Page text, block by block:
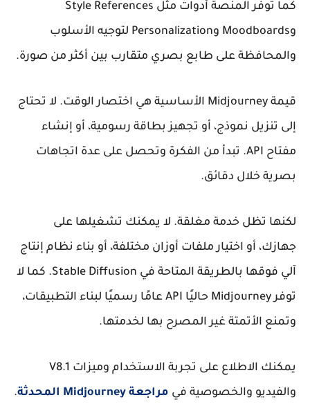
كما توفر المنصة أدوات مثل Style References
وMoodboards وPersonalization لتوجيه الأسلوب
والمحافظة على طابع بصري متقارب بين أكثر من صورة.
قيمة Midjourney الأساسية هي اختصار الوقت. لا تحتاج
إلى تنزيل نموذج، أو تجهيز بطاقة رسومية، أو إنشاء
مفتاح API. تبدأ من الفكرة وتحصل على عدة اتجاهات
بصرية خلال دقائق.
لكنها تظل خدمة مغلقة. لا يمكنك تشغيلها على
جهازك، أو اختيار ملفات أوزان مختلفة، أو بناء نظام إنتاج
آلي فوقها بالطريقة المتاحة في Stable Diffusion. كما لا
توفر Midjourney حاليًا API عامًا رسميًا لبناء التطبيقات،
وتمنع الأتمتة غير المصرح بها لخدمتها.
يمكنك الاطلاع على تجربة الاستخدام وميزات V8.1
والفيديو والخصوصية في مراجعة Midjourney المحدثة .